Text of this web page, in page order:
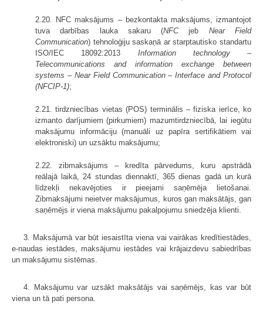
2.20. NFC maksājums – bezkontakta maksājums, izmantojot
tuva darbības lauka sakaru (NFCjeb Near Field
Communication) tehnoloģiju saskaņā ar starptautisko standartu
ISO/IEC 18092:2013 Information technology –
Telecommunications and information exchange between
systems – Near Field Communication – Interface and Protocol
(NFCIP-1);
2.21. tirdzniecības vietas (POS) terminālis – fiziska ierīce, ko
izmanto darījumiem (pirkumiem) mazumtirdzniecībā, lai iegūtu
maksājumu informāciju (manuāli uz papīra sertifikātiem vai
elektroniski) un uzsāktu maksājumu;
2.22. zibmaksājums – kredīta pārvedums, kuru apstrādā
reālajā laikā, 24 stundas diennaktī, 365 dienas gadā un kurā
līdzekļi nekavējoties ir pieejami saņēmēja lietošanai.
Zibmaksājumi neietver maksājumus, kuros gan maksātājs, gan
saņēmējs ir viena maksājumu pakalpojumu sniedzēja klienti.
3. Maksājumā var būt iesaistīta viena vai vairākas kredītiestādes,
e-naudas iestādes, maksājumu iestādes vai krājaizdevu sabiedrības
un maksājumu sistēmas.
4. Maksājumu var uzsākt maksātājs vai saņēmējs, kas var būt
viena un tā pati persona.